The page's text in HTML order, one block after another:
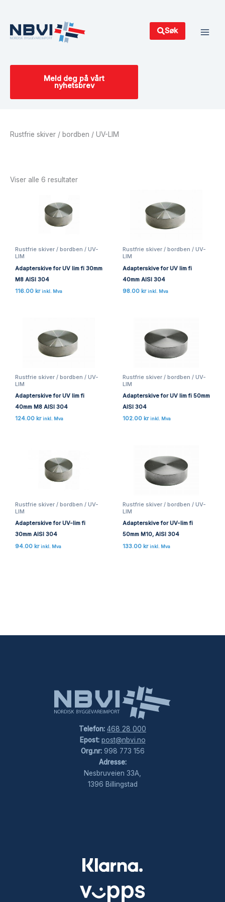
innholdet
Søk
Meld deg på vårt
nyhetsbrev
Rustfrie skiver / bordben / UV-LIM
Viser alle 6 resultater
Rustfrie skiver / bordben / UV-
LIM
Adapterskive for UV lim fi 30mm
M8 AISI 304
116.00 kr inkl. Mva
Rustfrie skiver / bordben / UV-
LIM
Adapterskive for UV lim fi
40mm AISI 304
98.00 kr inkl. Mva
Rustfrie skiver / bordben / UV-
LIM
Adapterskive for UV lim fi
40mm M8 AISI 304
124.00 kr inkl. Mva
Rustfrie skiver / bordben / UV-
LIM
Adapterskive for UV lim fi 50mm
AISI 304
102.00 kr inkl. Mva
Rustfrie skiver / bordben / UV-
LIM
Adapterskive for UV-lim fi
30mm AISI 304
94.00 kr inkl. Mva
Rustfrie skiver / bordben / UV-
LIM
Adapterskive for UV-lim fi
50mm M10, AISI 304
133.00 kr inkl. Mva
Telefon: 468 28 000
Epost: post@nbvi.no
Org.nr:998 773 156
Adresse:
Nesbruveien 33A,
1396 Billingstad